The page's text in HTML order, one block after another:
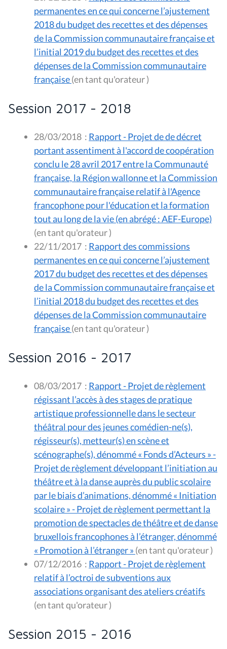
permanentes en ce qui concerne l’ajustement
2018 du budget des recettes et des dépenses
de la Commission communautaire française et
l’initial 2019 du budget des recettes et des
dépenses de la Commission communautaire
française
(en tant qu'orateur )
Session 2017 - 2018
28/03/2018 : Rapport - Projet de de décret
portant assentiment à l'accord de coopération
conclu le 28 avril 2017 entre la Communauté
française, la Région wallonne et la Commission
communautaire française relatif à l'Agence
francophone pour l'éducation et la formation
tout au long de la vie (en abrégé : AEF-Europe)
(en tant qu'orateur )
22/11/2017 : Rapport des commissions
permanentes en ce qui concerne l’ajustement
2017 du budget des recettes et des dépenses
de la Commission communautaire française et
l’initial 2018 du budget des recettes et des
dépenses de la Commission communautaire
française
(en tant qu'orateur )
Session 2016 - 2017
08/03/2017 : Rapport - Projet de règlement
régissant l’accès à des stages de pratique
artistique professionnelle dans le secteur
théâtral pour des jeunes comédien-ne(s),
régisseur(s), metteur(s) en scène et
scénographe(s), dénommé « Fonds d’Acteurs » -
Projet de règlement développant l’initiation au
théâtre et à la danse auprès du public scolaire
par le biais d’animations, dénommé « Initiation
scolaire » - Projet de règlement permettant la
promotion de spectacles de théâtre et de danse
bruxellois francophones à l’étranger, dénommé
« Promotion à l’étranger »
(en tant qu'orateur )
07/12/2016 : Rapport - Projet de règlement
relatif à l’octroi de subventions aux
associations organisant des ateliers créatifs
(en tant qu'orateur )
Session 2015 - 2016